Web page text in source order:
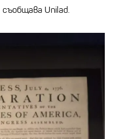
съобщава Unilad.